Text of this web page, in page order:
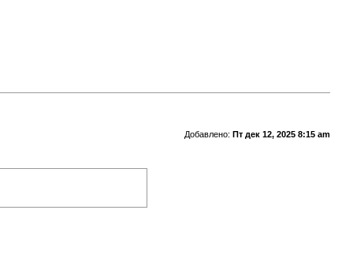
Добавлено: Пт дек 12, 2025 8:15 am